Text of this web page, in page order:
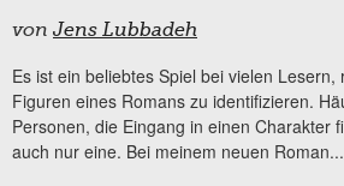
von Jens Lubbadeh
Es ist ein beliebtes Spiel bei vielen
Figuren eines Romans zu identifizieren.
Personen, die Eingang in einen Charakter
auch nur eine. Bei meinem neuen Roman...